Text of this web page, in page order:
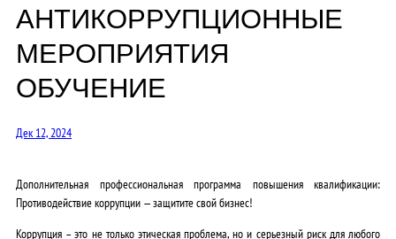
АНТИКОРРУПЦИОННЫЕ
МЕРОПРИЯТИЯ
ОБУЧЕНИЕ
Дек 12, 2024
Дополнительная профессиональная программа повышения квалификации:
Противодействие коррупции — защитите свой бизнес!
Коррупция – это не только этическая проблема, но и серьезный риск для любого